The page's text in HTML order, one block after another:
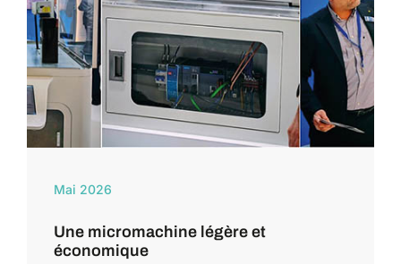
Mai 2026
Une micromachine légère et
économique